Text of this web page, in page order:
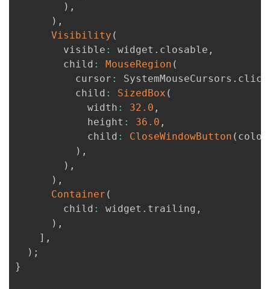
) ,
) ,
Visibility (
        visible
: widget . closable ,
        child
: MouseRegion (
          cursor
: SystemMouseCursors . click
          child
: SizedBox (
            width
: 32.0 ,
            height
: 36.0 ,
            child
: CloseWindowButton (
) ,
) ,
) ,
Container (
        child
: widget . trailing ,
) ,
] ,
) ;
}